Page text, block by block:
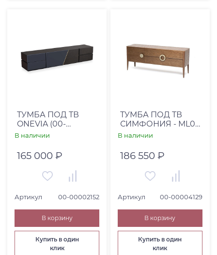
ТУМБА ПОД ТВ
ONEVIA (00-
00002152)
В наличии
165 000 ₽
Артикул 00-00002152
В корзину
Купить в один
клик
ТУМБА ПОД ТВ
СИМФОНИЯ - ML09
РУЧКИ Ч1 ПУШ НА
В наличии
186 550 ₽
Артикул 00-00004129
В корзину
Купить в один
клик